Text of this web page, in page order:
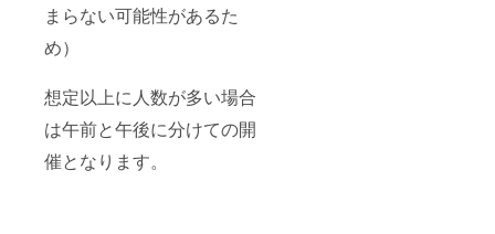
まらない可能性があるた
め）
想定以上に人数が多い場合
は午前と午後に分けての開
催となります。